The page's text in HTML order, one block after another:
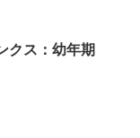
クス：幼年期